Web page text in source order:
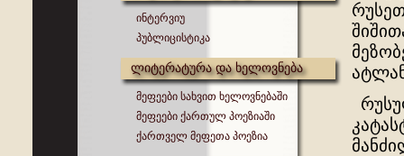
ინტერვიუ
პუბლიცისტიკა
ლიტერატურა და ხელოვნება
მეფეები სახვით ხელოვნებაში
მეფეები ქართულ პოეზიაში
ქართველ მეფეთა პოეზია